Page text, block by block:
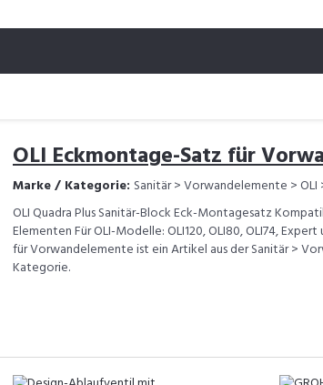
OLI Eckmontage-Satz für
Marke / Kategorie: Sanitär > Vorwandelemente > OLI
OLI Quadra Plus Sanitär-Block Eck-Montagesatz
Elementen Für OLI-Modelle: OLI120, OLI80, OLI74,
für Vorwandelemente ist ein Artikel aus der Sanitär >
Kategorie.